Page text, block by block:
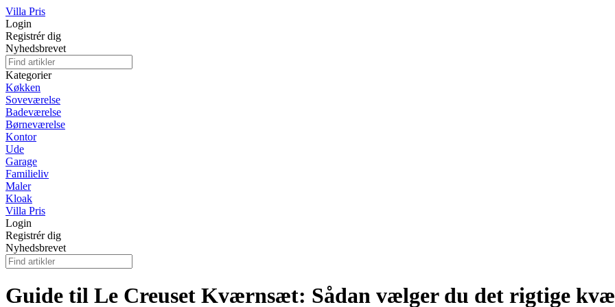
Villa Pris
Login
Registrér dig
Nyhedsbrevet
Kategorier
Køkken
Soveværelse
Badeværelse
Børneværelse
Kontor
Ude
Garage
Familieliv
Maler
Kloak
Villa Pris
Login
Registrér dig
Nyhedsbrevet
Guide til Le Creuset Kværnsæt: Sådan vælger du det rigtige